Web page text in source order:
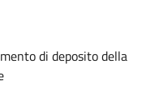
di deposito della